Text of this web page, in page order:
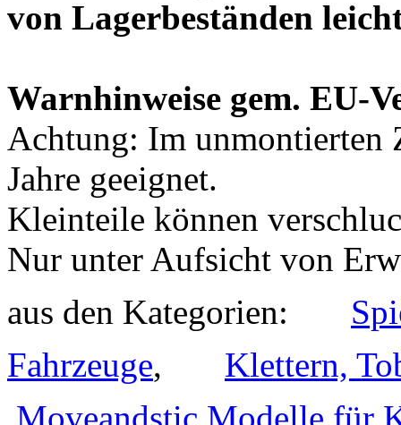
Kleinteile können
Nur unter Aufsicht von
aus den Kategorien:
Ritterburgen und Fahrzeuge